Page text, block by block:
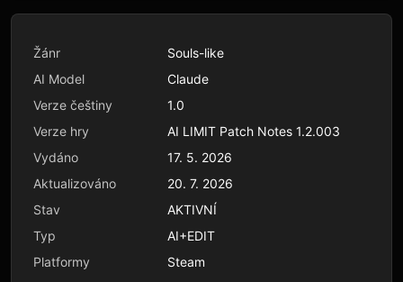
Žánr
Souls-like
AI Model
Claude
Verze češtiny
1.0
Verze hry
AI LIMIT Patch Notes 1.2.003
Vydáno
17. 5. 2026
Aktualizováno
20. 7. 2026
Stav
AKTIVNÍ
Typ
AI+EDIT
Platformy
Steam